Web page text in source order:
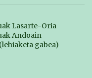
Lasarte-Oria
Andoain
gabea)